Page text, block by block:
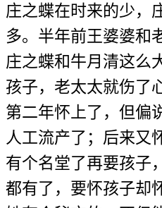
庄之蝶在时来的少，
多。半年前王婆婆和
庄之蝶和牛月清这么
孩子，老太太就伤了
第二年怀上了，但偏
人工流产了；后来又
有个名堂了再要孩子
都有了，要怀孩子却